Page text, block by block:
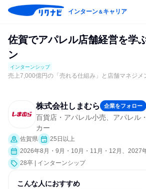
インターン＆キャリア
佐賀でアパレル店舗経営を学
ン
インターンシップ
売上7,000億円の「売れる仕組み」と店舗マネジメ
株式会社しまむら 企業をフォロー
百貨店・アパレル小売、アパレル
カー
佐賀県
25日以上
2026年8月・9月・10月・11月・12月、2027
28卒 | インターンシップ
こんな人におすすめ